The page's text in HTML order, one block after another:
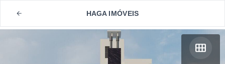
HAGA IMÓVEIS